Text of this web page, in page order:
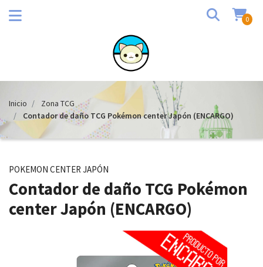
0
Inicio
Zona TCG
Contador de daño TCG Pokémon center Japón (ENCARGO)
POKEMON CENTER JAPÓN
Contador de daño TCG Pokémon
center Japón (ENCARGO)